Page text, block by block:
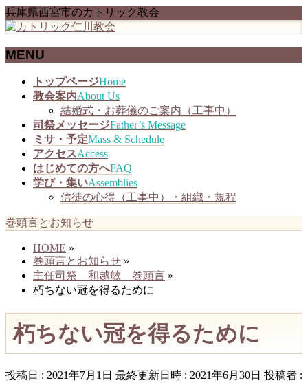
兵庫県西宮市のカトリック教会
MENU
トップページHome
教会案内About Us
結婚式・お葬儀のご案内（工事中）
司祭メッセージFather’s Message
ミサ・予定Mass & Schedule
アクセスAccess
はじめての方へFAQ
学び・集いAssemblies
信徒の心得（工事中）・組織・規程
巻頭言とお知らせ
HOME »
巻頭言とお知らせ »
主任司祭 和越敏 巻頭言 »
朽ちない冠を得るために
朽ちない冠を得るために
投稿日 : 2021年7月1日 最終更新日時 : 2021年6月30日 投稿者 :